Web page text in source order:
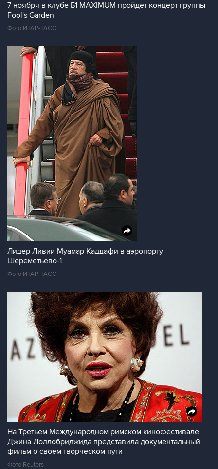
7 ноября в клубе Б1 MAXIMUM пройдет концерт группы
Fool's Garden
Фото ИТАР-ТАСС
Лидер Ливии Муамар Каддафи в аэропорту
Шереметьево-1
Фото ИТАР-ТАСС
На Третьем Международном римском кинофестивале
Джина Лоллобриджида представила документальный
фильм о своем творческом пути
Фото Reuters